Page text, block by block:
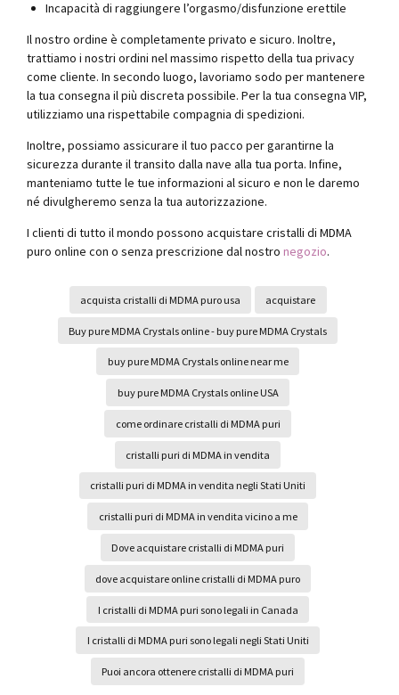
Incapacità di raggiungere l’orgasmo/disfunzione erettile
Il nostro ordine è completamente privato e sicuro. Inoltre,
trattiamo i nostri ordini nel massimo rispetto della tua privacy
come cliente. In secondo luogo, lavoriamo sodo per mantenere
la tua consegna il più discreta possibile. Per la tua consegna VIP,
utilizziamo una rispettabile compagnia di spedizioni.
Inoltre, possiamo assicurare il tuo pacco per garantirne la
sicurezza durante il transito dalla nave alla tua porta. Infine,
manteniamo tutte le tue informazioni al sicuro e non le daremo
né divulgheremo senza la tua autorizzazione.
I clienti di tutto il mondo possono acquistare cristalli di MDMA
puro online con o senza prescrizione dal nostro negozio.
acquista cristalli di MDMA puro usa acquistare
Buy pure MDMA Crystals online - buy pure MDMA Crystals
buy pure MDMA Crystals online near me
buy pure MDMA Crystals online USA
come ordinare cristalli di MDMA puri
cristalli puri di MDMA in vendita
cristalli puri di MDMA in vendita negli Stati Uniti
cristalli puri di MDMA in vendita vicino a me
Dove acquistare cristalli di MDMA puri
dove acquistare online cristalli di MDMA puro
I cristalli di MDMA puri sono legali in Canada
I cristalli di MDMA puri sono legali negli Stati Uniti
Puoi ancora ottenere cristalli di MDMA puri